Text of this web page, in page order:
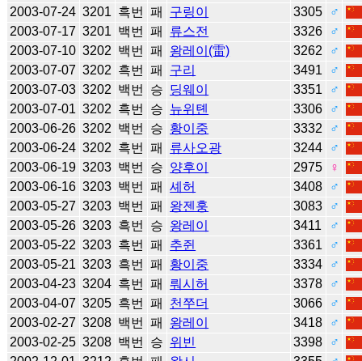
2003-07-24 3201 흑번 패 구링이 3305
♂
2003-07-17 3201 백번 패 류스전 3326
♂
2003-07-10 3202 백번 패 왕레이(雷) 3262
♂
2003-07-07 3202 흑번 패 구리 3491
♂
2003-07-03 3202 백번 승 딩웨이 3351
♂
2003-07-01 3202 흑번 승 뉴위톈 3306
♂
2003-06-26 3202 백번 승 황이중 3332
♂
2003-06-24 3202 흑번 패 류사오광 3244
♂
2003-06-19 3203 백번 승 양후이 2975
♀
2003-06-16 3203 백번 패 셰허 3408
♂
2003-05-27 3203 백번 패 왕젠훙 3083
♂
2003-05-26 3203 흑번 승 왕레이 3411
♂
2003-05-22 3203 흑번 패 추쥔 3361
♂
2003-05-21 3203 흑번 패 황이중 3334
♂
2003-04-23 3204 흑번 패 뤄시허 3378
♂
2003-04-07 3205 흑번 패 천쭈더 3066
♂
2003-02-27 3208 백번 패 왕레이 3418
♂
2003-02-25 3208 백번 승 위빈 3398
♂